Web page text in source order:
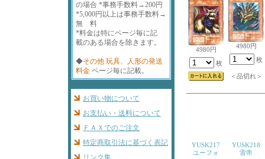
の場合 *事務手数料→200円
*5,000円以上は事務手数料→
無 料
*料金は特にページ毎に記
載のある場合を除きます。
◆その他 玩具、人形の発送
料金 ページ毎に記載。
お買い物について
お支払い・送料について
ＦＡＸでのご注文
特定商取引法に基づく表記
リンク集
4980円
枚
4980円
枚
＜品切れ＞
YUSK217
ユーフォ
YUSK218
雷帝